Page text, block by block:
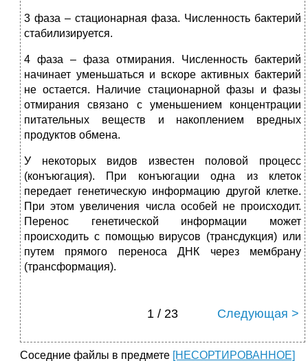
3 фаза – стационарная фаза. Численность бактерий
стабилизируется.
4 фаза – фаза отмирания. Численность бактерий
начинает уменьшаться и вскоре активных бактерий
не остается. Наличие стационарной фазы и фазы
отмирания связано с уменьшением концентрации
питательных веществ и накоплением вредных
продуктов обмена.
У некоторых видов известен половой процесс
(конъюгация). При конъюгации одна из клеток
передает генетическую информацию другой клетке.
При этом увеличения числа особей не происходит.
Перенос генетической информации может
происходить с помощью вирусов (трансдукция) или
путем прямого переноса ДНК через мембрану
(трансформация).
1 / 23 Следующая >
Соседние файлы в предмете [НЕСОРТИРОВАННОЕ]